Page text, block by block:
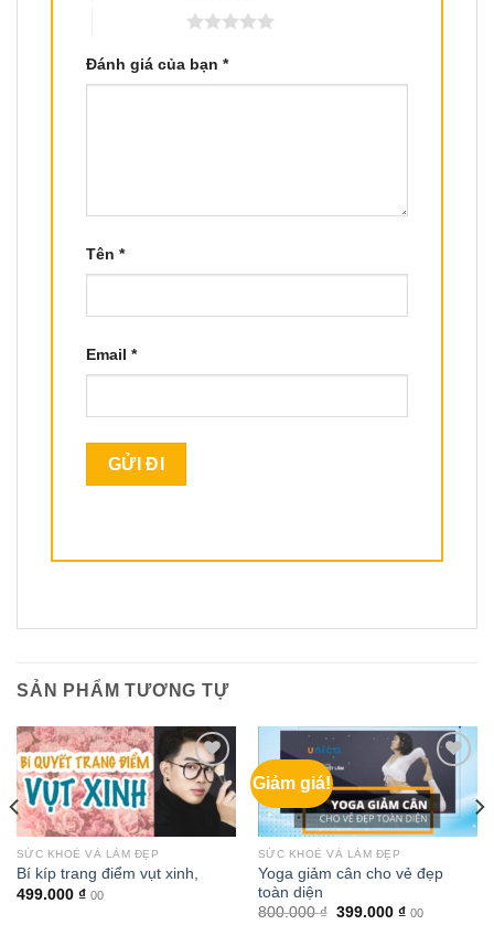
Đánh giá của bạn *
Tên *
Email *
SẢN PHẨM TƯƠNG TỰ
SỨC KHOẺ VÀ LÀM ĐẸP
Bí kíp trang điểm vụt xinh,
499.000 ₫ 00
Giảm giá!
SỨC KHOẺ VÀ LÀM ĐẸP
Yoga giảm cân cho vẻ đẹp
toàn diện
800.000₫ Giá
399.000 ₫Giá
00